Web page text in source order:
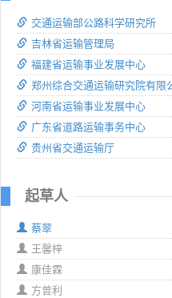
交通运输部公路科学研究所
吉林省运输管理局
福建省运输事业发展中心
郑州综合交通运输研究院有限
河南省运输事业发展中心
广东省道路运输事务中心
贵州省交通运输厅
起草人
蔡翠
王馨梓
康佳霖
方曾利